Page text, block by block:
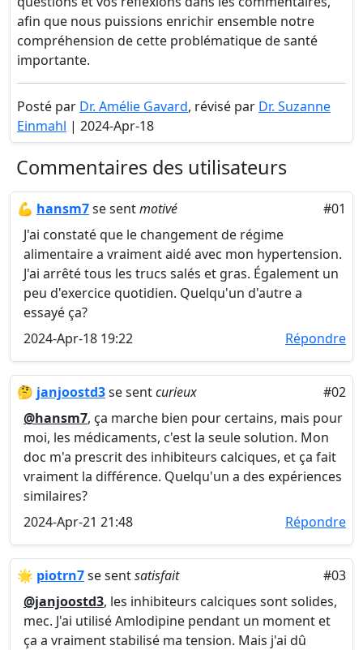
afin que nous puissions enrichir ensemble notre
compréhension de cette problématique de santé
importante.
Posté par Dr. Amélie Gavard, révisé par Dr. Suzanne
Einmahl | 2024-Apr-18
Commentaires des utilisateurs
💪 hansm7se sentmotivé
#01
J'ai constaté que le changement de régime
alimentaire a vraiment aidé avec mon hypertension.
J'ai arrêté tous les trucs salés et gras. Également un
peu d'exercice quotidien. Quelqu'un d'autre a
essayé ça?
2024-Apr-18 19:22
Répondre
🤔 janjoostd3se sentcurieux
#02
@hansm7, ça marche bien pour certains, mais pour
moi, les médicaments, c'est la seule solution. Mon
doc m'a prescrit des inhibiteurs calciques, et ça fait
vraiment la différence. Quelqu'un a des expériences
similaires?
2024-Apr-21 21:48
Répondre
🌟 piotrn7se sentsatisfait
#03
@janjoostd3, les inhibiteurs calciques sont solides,
mec. J'ai utilisé Amlodipine pendant un moment et
ça a vraiment stabilisé ma tension. Mais j'ai dû